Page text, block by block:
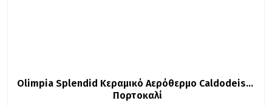
Olimpia Splendid Κεραμικό Αερόθερμο Caldodeisgn
Πορτοκαλί